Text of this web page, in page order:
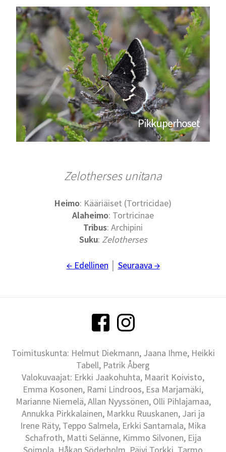
Pikkuperhoset
Zelotherses unitana
Heimo: Kääriäiset (Tortricidae)
Alaheimo: Tortricinae
Tribus: Archipini
Suku: Zelotherses
← Edellinen Seuraava →
Toimituskunta: Helmut Diekmann, Jaana Ihme, Heikki
Tabell, Patrik Åberg
Valokuvaajat: Erkki Jaakohuhta, Maarit Koivisto,
Emma Kosonen, Rami Lindroos, Esa Marjamäki,
Marianne Niemelä, Allan Nyyssönen, Olli Pihlajamaa,
Annukka Pirkkalainen, Markku Ruuskanen, Jari ja
Irene Räty, Teppo Salmela, Erkki Santamala, Mika
Schafroth, Matti Selänne, Kimmo Silvonen, Eija